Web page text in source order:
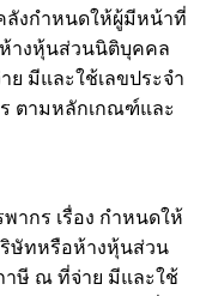
ลังกำหนดให้ผู้มีหน้าที่
างหุ้นส่วนนิติบุคคล
มีและใช้เลขประจำ
ตามหลักเกณฑ์และ
เรื่อง กำหนดให้
ษัทหรือห้างหุ้นส่วน
าษี ณ ที่จ่าย มีและใช้